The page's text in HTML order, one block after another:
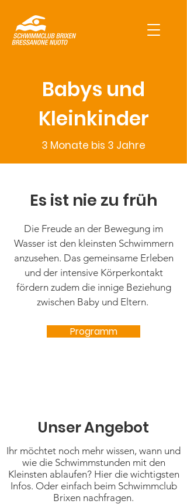
Babys und
Kleinkinder
3 Monate bis 3 Jahre
Es ist nie zu früh
Die Freude an der Bewegung im
Wasser ist den kleinsten Schwimmern
anzusehen. Das gemeinsame Erleben
und der intensive Körperkontakt
fördern zudem die innige Beziehung
zwischen Baby und Eltern.
Programm
Unser Angebot
Ihr möchtet noch mehr wissen, wann und
wie die Schwimmstunden mit den
Kleinsten ablaufen? Hier die wichtigsten
Infos. Oder einfach beim Schwimmclub
Brixen nachfragen.